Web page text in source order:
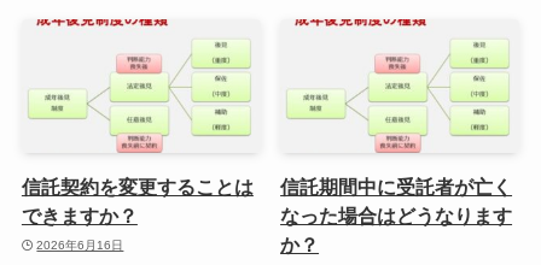
信託契約を変更することは
できますか？
2026年6月16日
信託期間中に受託者が亡く
なった場合はどうなります
か？